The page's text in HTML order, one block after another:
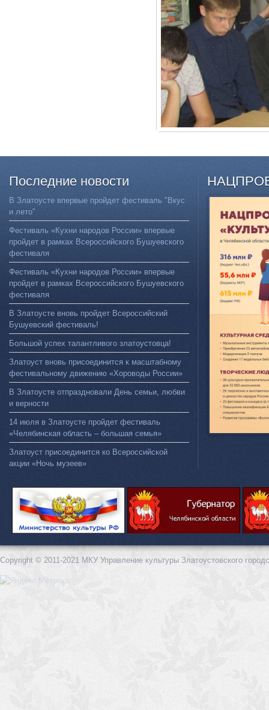
Последние новости
В Златоусте впервые пройдет фестиваль "Вкус
и лето"
Фестиваль «Кухни народов России» впервые
пройдет в рамках Всероссийского Бушуевского
фестиваля
Фестиваль «Кухни народов России» впервые
пройдет в рамках Всероссийского Бушуевского
фестиваля
В Златоусте вновь пройдет Всероссийский
Бушуевский фестиваль!
Большой успех талантливого златоустовца!
Златоуст вновь присоединится к масштабному
фестивальному движению «Хороводы России»
В Златоусте отпраздновали День семьи, любви
и верности
14 июля в Златоусте пройдет фестиваль
«Челябинская область – большая семья»
Златоуст присоединится ко Всероссийской
акции «Ночь музеев»
Copyright © 2011-2021 МКУ Управление культуры Златоустовского